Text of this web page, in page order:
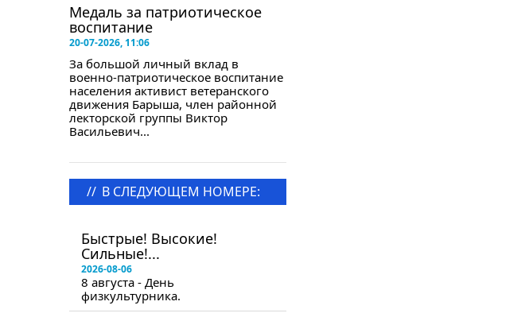
Медаль за патриотическое
воспитание
20-07-2026, 11:06
За большой личный вклад в
военно-патриотическое воспитание
населения активист ветеранского
движения Барыша, член районной
лекторской группы Виктор
Васильевич...
// В СЛЕДУЮЩЕМ НОМЕРЕ:
Быстрые! Высокие!
Сильные!...
2026-08-06
8 августа - День
физкультурника.